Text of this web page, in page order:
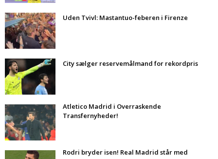
Uden Tvivl: Mastantuo-feberen i Firenze
City sælger reservemålmand for rekordpris
Atletico Madrid i Overraskende
Transfernyheder!
Rodri bryder isen! Real Madrid står med